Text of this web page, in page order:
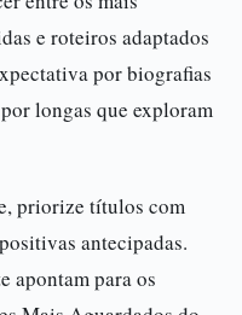
e roteiros adaptados
por biografias
longas que exploram
priorize títulos com
antecipadas.
apontam para os